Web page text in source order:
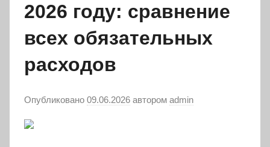
2026 году: сравнение
всех обязательных
расходов
Опубликовано 09.06.2026 автором admin